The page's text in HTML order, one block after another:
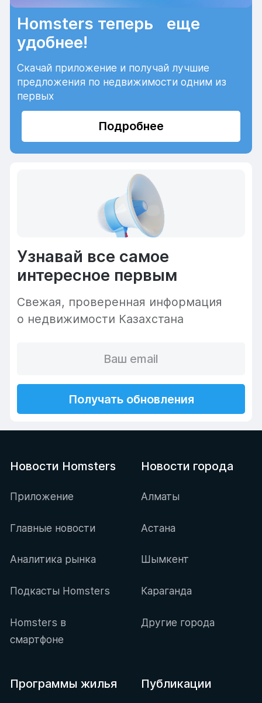
Homsters теперь еще
удобнее!
Скачай приложение и получай лучшие
предложения по недвижимости одним из
первых
Подробнее
Узнавай все самое
интересное первым
Cвежая, проверенная информация
о недвижимости Казахстана
Получать обновления
Новости Homsters
Приложение
Главные новости
Аналитика рынка
Подкасты Homsters
Homsters в
смартфоне
Новости города
Алматы
Астана
Шымкент
Караганда
Другие города
Программы жилья Публикации